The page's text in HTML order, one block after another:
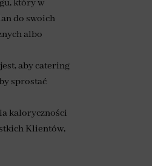
który w
do swoich
albo
aby catering
sprostać
kaloryczności
Klientów,